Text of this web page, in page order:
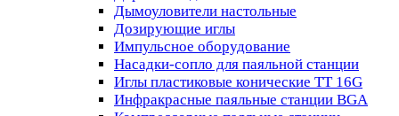
Дымоуловители настольные
Дозирующие иглы
Импульсное оборудование
Насадки-сопло для паяльной станции
Иглы пластиковые конические TT 16G
Инфракрасные паяльные станции BGA